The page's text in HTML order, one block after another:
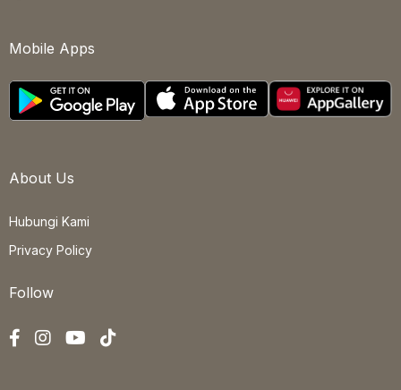
Mobile Apps
About Us
Hubungi Kami
Privacy Policy
Follow